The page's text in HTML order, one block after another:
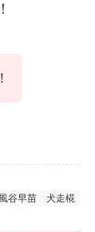
谷早苗 犬走椛